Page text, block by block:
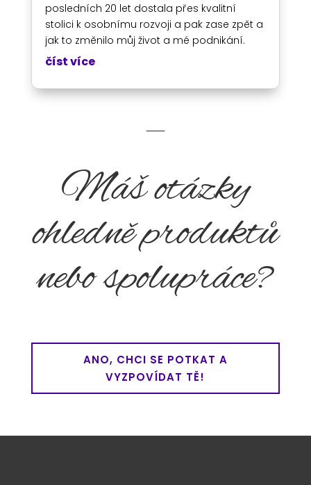
posledních 20 let dostala přes kvalitní
stolici k osobnímu rozvoji a pak zase zpět a
jak to změnilo můj život a mé podnikání.
číst více
Máš otázky
ohledně produktů
nebo spolupráce?
ANO, CHCI SE POTKAT A
VYZPOVÍDAT TĚ!